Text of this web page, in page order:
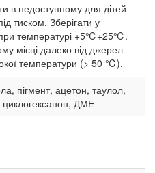
в недоступному для дітей
тиском. Зберігати у
при температурі +5℃+25℃.
місці далеко від джерел
температури (> 50 ℃).
пігмент, ацетон, таулол,
циклогексанон, ДМЕ